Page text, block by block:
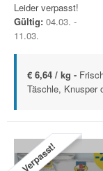
Leider verpasst!
Gültig: 04.03. -
11.03.
€ 6,64 / kg -
Täschle, Knusper
Verpasst!